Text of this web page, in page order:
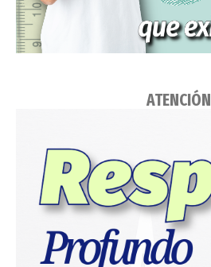
ATENCIÓN